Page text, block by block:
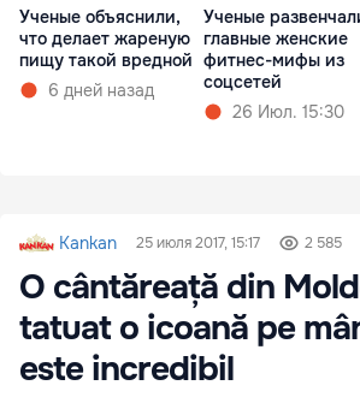
Ученые объяснили,
что делает жареную
пищу такой вредной
6 дней назад
Ученые
главные женские
фитнес-мифы из
соцсетей
26 Июл. 15:30
Kankan 25 июля 2017, 15:17 2 585
O cântăreață din
tatuat o icoană pe
este incredibil